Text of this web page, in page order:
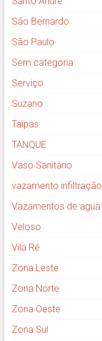
São Bernardo
São Paulo
Sem categoria
Serviço
Suzano
Taipas
TANQUE
Vaso Sanitário
vazamento infiltração
Vazamentos de agua
Veloso
Vila Ré
Zona Leste
Zona Norte
Zona Oeste
Zona Sul